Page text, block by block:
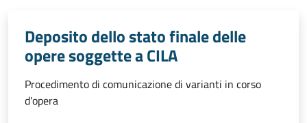
Deposito dello stato finale delle
opere soggette a CILA
Procedimento di comunicazione di varianti in corso
d'opera